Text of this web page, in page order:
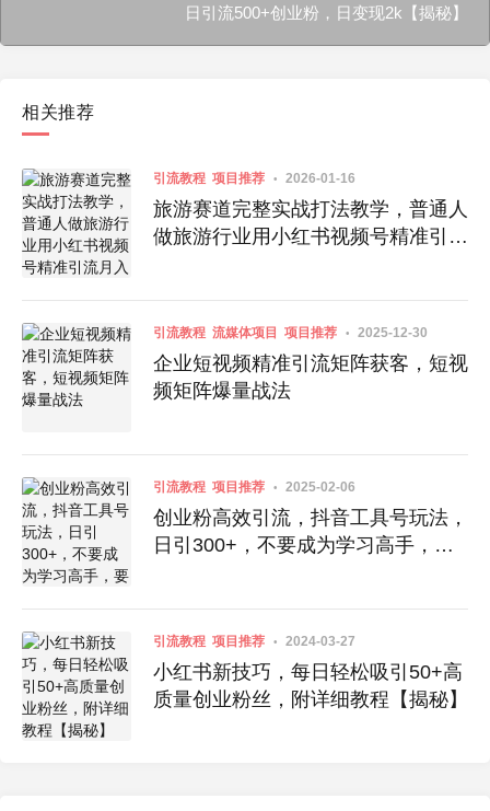
日引流500+创业粉，日变现2k【揭秘】
相关推荐
引流教程 项目推荐 2026-01-16
旅游赛道完整实战打法教学，普通人
做旅游行业用小红书视频号精准引流
引流教程 流媒体项目 项目推荐 2025-12-30
企业短视频精准引流矩阵获客，短视
频矩阵爆量战法
引流教程 项目推荐 2025-02-06
创业粉高效引流，抖音工具号玩法，
日引300+，不要成为学习高手，要
引流教程 项目推荐 2024-03-27
小红书新技巧，每日轻松吸引50+高
质量创业粉丝，附详细教程【揭秘】